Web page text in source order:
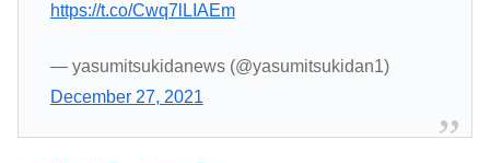
https://t.co/Cwq7lLIAEm
— yasumitsukidanews (@yasumitsukidan1)
December 27, 2021